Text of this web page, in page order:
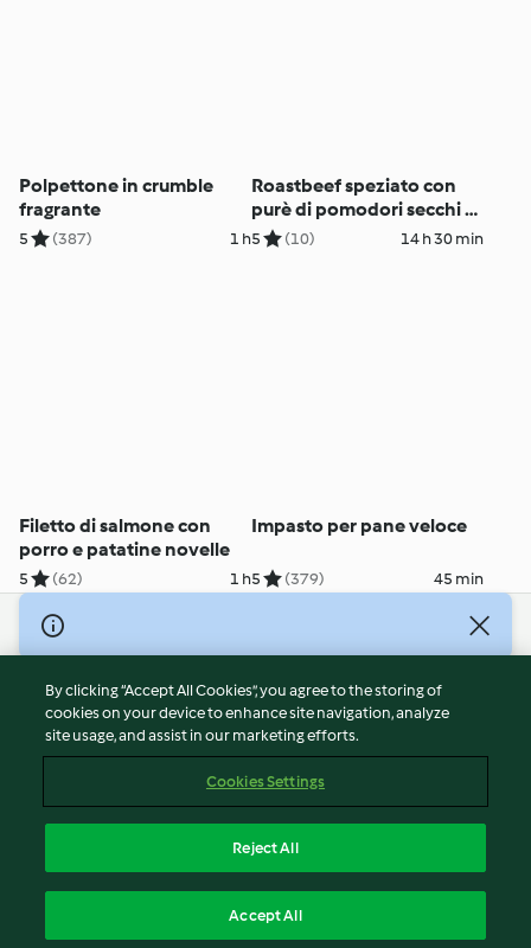
Polpettone in crumble
fragrante
5 (387) 1 h
Roastbeef speziato con
purè di pomodori secchi e
salsa al vino rosso
5 (10) 14 h 30 min
Filetto di salmone con
porro e patatine novelle
5 (62) 1 h
Impasto per pane veloce
5 (379) 45 min
© Copyright 2026
Terms of Service
Privacy Policy
Disclaimer
Cookies
Withdraw Contract
By clicking “Accept All Cookies”, you agree to the storing of
cookies on your device to enhance site navigation, analyze
site usage, and assist in our marketing efforts.
Cookies Settings
Reject All
Accept All